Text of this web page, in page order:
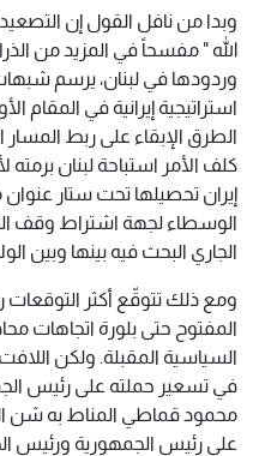
وبدا من نافل القول إن
الله " مفسحاً في المزيد من
وردودها في لبنان، يرسم
استراتيجية إيرانية في المقام
الطرق الإبقاء على ربط المسار
كلف الأمر استباحة لبنان
إيران تحصيلها تحت ستار
الوسطاء لجهة اشتراط وقف
الجاري البحث فيه بينها وبين
ومع ذلك تتوقّع أكثر التوقعات
المفتوح حتى بلورة اتجاهات
السياسية المقبلة. ولكن
في تسعير حملته على رئيس
محمود قماطي المناط به شن
على رئيس الجمهورية ورئيس